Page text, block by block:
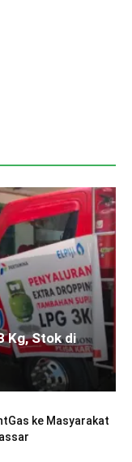
Kg, Stok di
ke Masyarakat